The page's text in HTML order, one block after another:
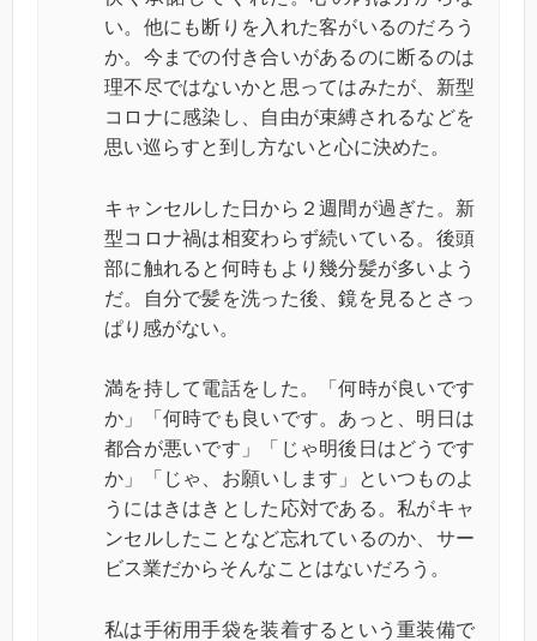
い。他にも断りを入れた客がいるのだろう
か。今までの付き合いがあるのに断るのは
理不尽ではないかと思ってはみたが、新型
コロナに感染し、自由が束縛されるなどを
思い巡らすと到し方ないと心に決めた。
キャンセルした日から２週間が過ぎた。新
型コロナ禍は相変わらず続いている。後頭
部に触れると何時もより幾分髪が多いよう
だ。自分で髪を洗った後、鏡を見るとさっ
ぱり感がない。
満を持して電話をした。「何時が良いです
か」「何時でも良いです。あっと、明日は
都合が悪いです」「じゃ明後日はどうです
か」「じゃ、お願いします」といつものよ
うにはきはきとした応対である。私がキャ
ンセルしたことなど忘れているのか、サー
ビス業だからそんなことはないだろう。
私は手術用手袋を装着するという重装備で